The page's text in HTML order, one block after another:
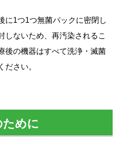
に1つ1つ無菌パックに密閉し
しないため、再汚染されるこ
後の機器はすべて洗浄・滅菌
ださい。
めに